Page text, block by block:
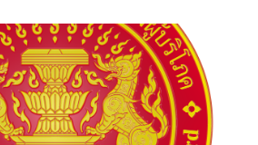
กหนุ่ม เกรท-วรินทร ปัญหกาญจน์ ที่มีคุณ
ผลกระทบเช่นกัน พร้อมแนะวิธีเลือกซื้อ
มิจฉาชีพหลอก